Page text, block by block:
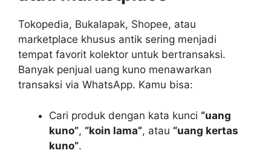
Tokopedia, Bukalapak, Shopee, atau
marketplace khusus antik sering menjadi
tempat favorit kolektor untuk bertransaksi.
Banyak penjual uang kuno menawarkan
transaksi via WhatsApp. Kamu bisa:
Cari produk dengan kata kunci “uang
kuno”, “koin lama”, atau “uang kertas
kuno”.